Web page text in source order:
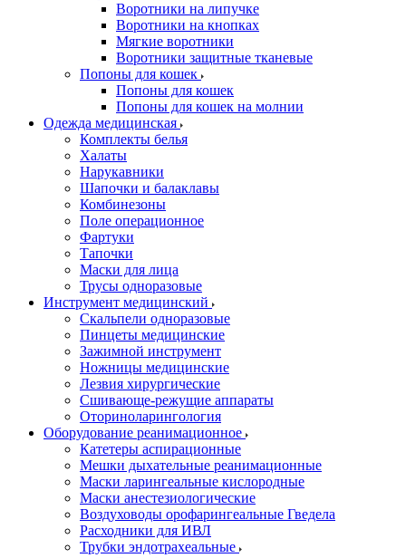
Воротники на липучке
Воротники на кнопках
Мягкие воротники
Воротники защитные тканевые
Попоны для кошек
Попоны для кошек
Попоны для кошек на молнии
Одежда медицинская
Комплекты белья
Халаты
Нарукавники
Шапочки и балаклавы
Комбинезоны
Поле операционное
Фартуки
Тапочки
Маски для лица
Трусы одноразовые
Инструмент медицинский
Скальпели одноразовые
Пинцеты медицинские
Зажимной инструмент
Ножницы медицинские
Лезвия хирургические
Сшивающе-режущие аппараты
Оториноларингология
Оборудование реанимационное
Катетеры аспирационные
Мешки дыхательные реанимационные
Маски ларингеальные кислородные
Маски анестезиологические
Воздуховоды орофарингеальные Гведела
Расходники для ИВЛ
Трубки эндотрахеальные